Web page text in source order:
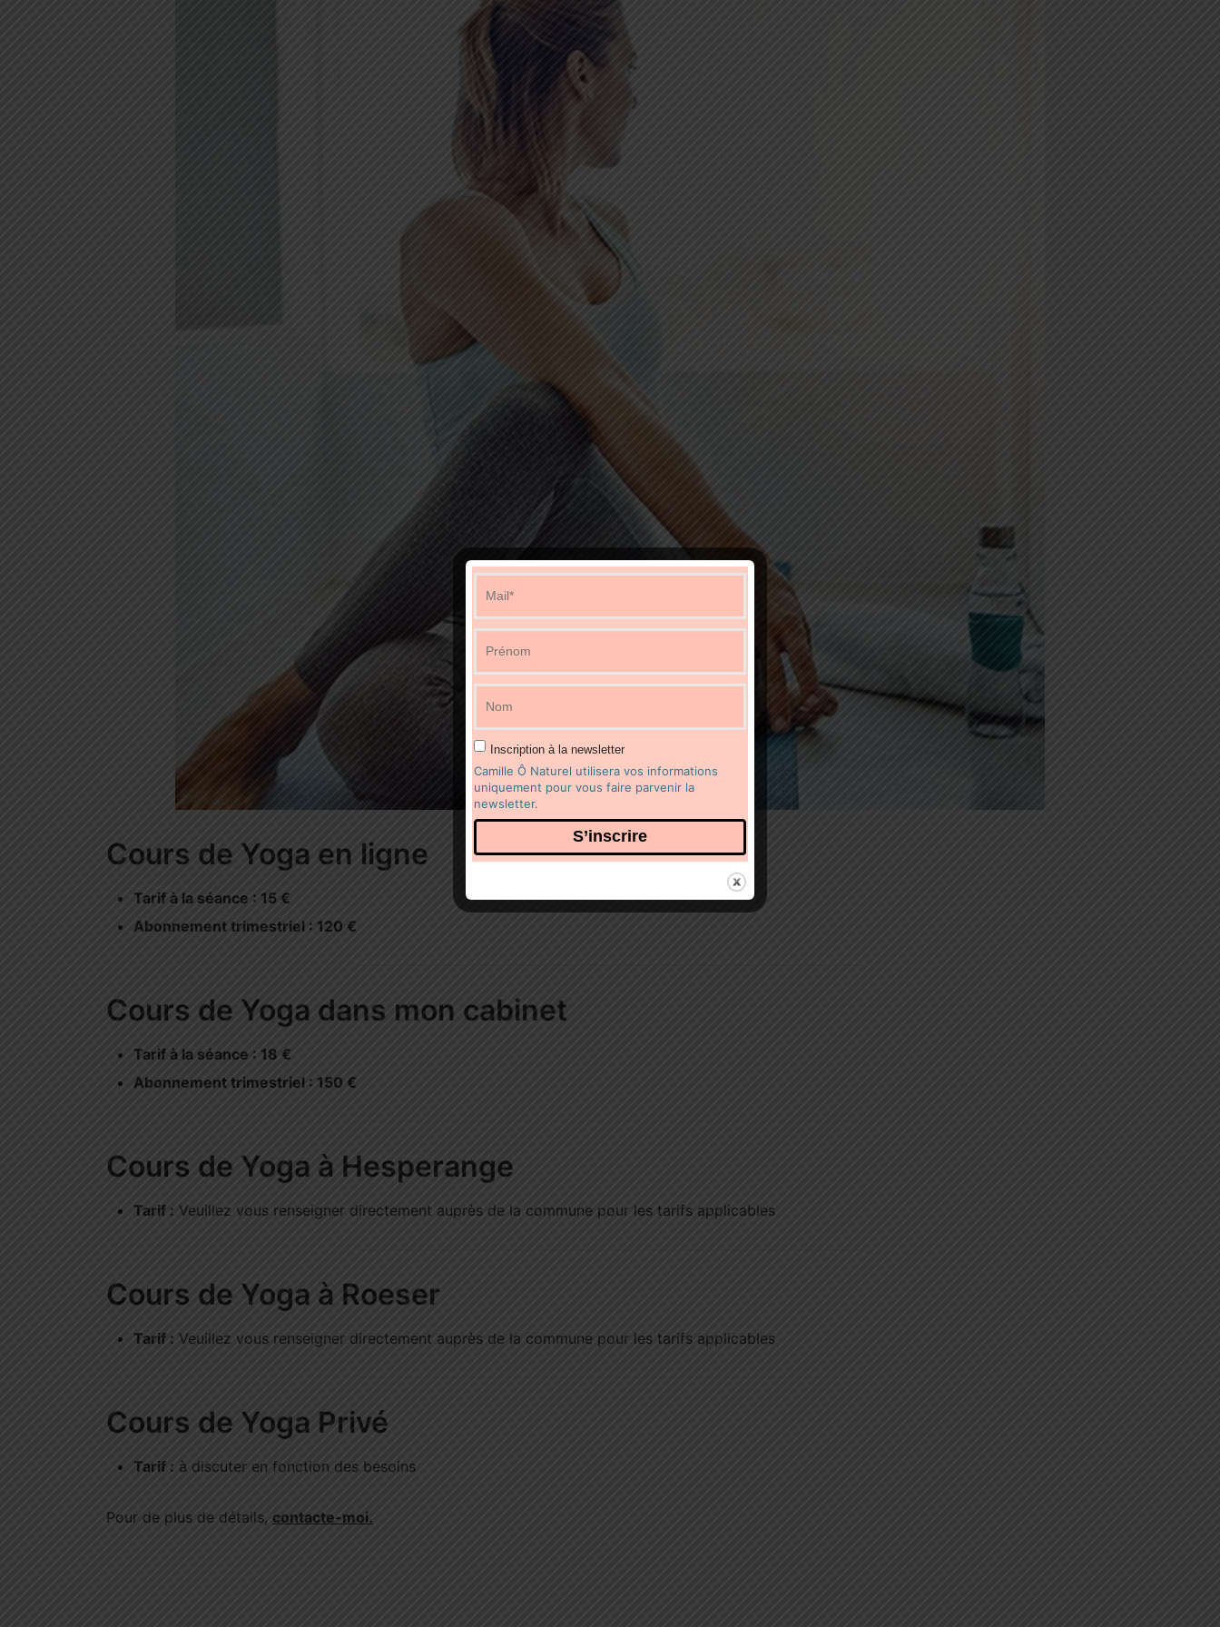
Cours de Yoga en ligne
Tarif à la séance : 15 €
Abonnement trimestriel : 120 €
Cours de Yoga dans mon cabinet
Tarif à la séance : 18 €
Abonnement trimestriel : 150 €
Cours de Yoga à Hesperange
Tarif : Veuillez vous renseigner directement auprès de la commune pour les tarifs applicables
Cours de Yoga à Roeser
Tarif : Veuillez vous renseigner directement auprès de la commune pour les tarifs applicables
Cours de Yoga Privé
Tarif : à discuter en fonction des besoins
Pour de plus de détails, contacte-moi.
Inscription à la newsletter
Camille Ô Naturel utilisera vos informations
uniquement pour vous faire parvenir la
newsletter.